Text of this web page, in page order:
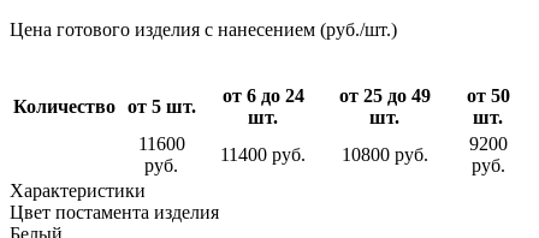
Цена готового изделия с нанесением (руб./шт.)
Количество от 5 шт.
от 6 до 24
шт.
от 25 до 49
шт.
от 50
шт.
11600
руб.
11400 руб. 10800 руб.
9200
руб.
Характеристики
Цвет постамента изделия
Белый